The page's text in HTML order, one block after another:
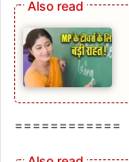
============